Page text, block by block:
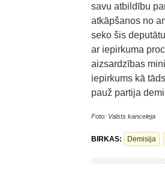
savu atbildību
atkāpšanos no
seko šis
ar iepirkuma
aizsardzības
iepirkums kā
pauž partija
Foto: Valsts kanceleja
BIRKAS: Demisija